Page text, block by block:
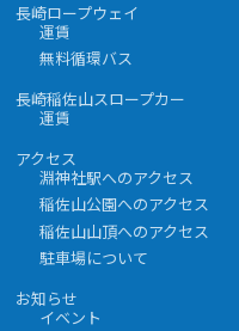
長崎ロープウェイ
運賃
無料循環バス
長崎稲佐山スロープカー
運賃
アクセス
淵神社駅へのアクセス
稲佐山公園へのアクセス
稲佐山山頂へのアクセス
駐車場について
お知らせ
イベント